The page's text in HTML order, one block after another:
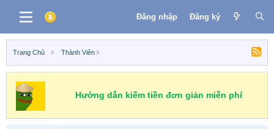
Đăng nhập Đăng ký
Trang Chủ Thành Viên
Hướng dẫn kiếm tiền đơn giản miễn phí